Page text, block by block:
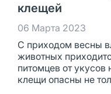
клещей
06 Марта 2023
С приходом весны
животных
питомцев от
клещи опасны не